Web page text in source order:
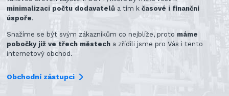
minimalizaci počtu dodavatelů a tím kčasové i finanční
úspoře.
Snažíme se být svým zákazníkům co nejblíže, proto máme
pobočky již ve třech městech a zřídili jsme pro Vás i tento
internetový obchod.
Obchodní zástupci